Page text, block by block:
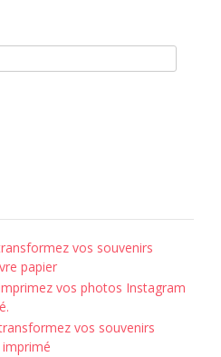
vos souvenirs
papier
vos photos Instagram
vos souvenirs